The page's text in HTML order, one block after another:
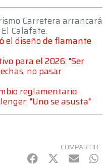
Carretera arrancará
Calafate.
el diseño de flamante
para el 2026: "Ser
no pasar
reglamentario
"Uno se asusta"
COMPARTIR
Facebook
Twitter
mail